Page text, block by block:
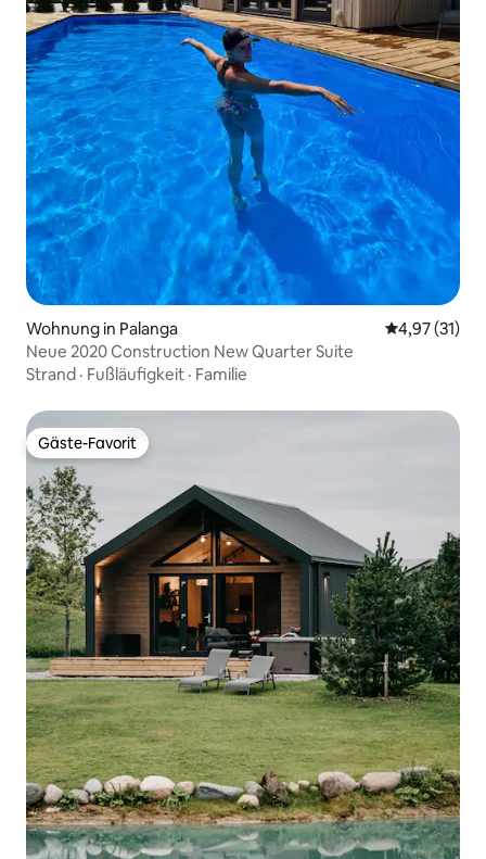
Wohnung in Palanga
4,97 (31)
Neue 2020 Construction New Quarter Suite
Strand · Fußläufigkeit · Familie
Gäste-Favorit
Gäste-Favorit